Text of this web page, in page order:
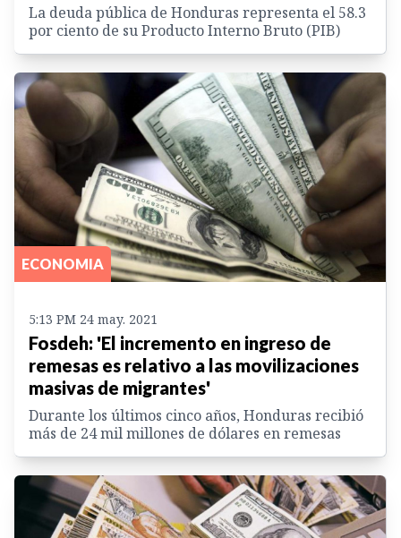
La deuda pública de Honduras representa el 58.3
por ciento de su Producto Interno Bruto (PIB)
ECONOMIA
5:13 PM 24 may. 2021
Fosdeh: 'El incremento en ingreso de
remesas es relativo a las movilizaciones
masivas de migrantes'
Durante los últimos cinco años, Honduras recibió
más de 24 mil millones de dólares en remesas